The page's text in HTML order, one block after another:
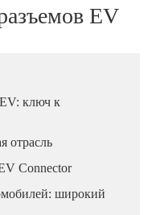
EV
EV: ключ к
отрасль
Connector
широкий